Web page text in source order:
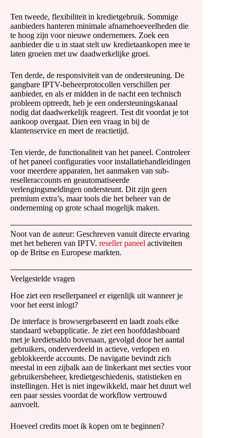
Ten tweede, flexibiliteit in kredietgebruik. Sommige
aanbieders hanteren minimale afnamehoeveelheden die
te hoog zijn voor nieuwe ondernemers. Zoek een
aanbieder die u in staat stelt uw kredietaankopen mee te
laten groeien met uw daadwerkelijke groei.
Ten derde, de responsiviteit van de ondersteuning. De
gangbare IPTV-beheerprotocollen verschillen per
aanbieder, en als er midden in de nacht een technisch
probleem optreedt, heb je een ondersteuningskanaal
nodig dat daadwerkelijk reageert. Test dit voordat je tot
aankoop overgaat. Dien een vraag in bij de
klantenservice en meet de reactietijd.
Ten vierde, de functionaliteit van het paneel. Controleer
of het paneel configuraties voor installatiehandleidingen
voor meerdere apparaten, het aanmaken van sub-
reselleraccounts en geautomatiseerde
verlengingsmeldingen ondersteunt. Dit zijn geen
premium extra’s, maar tools die het beheer van de
onderneming op grote schaal mogelijk maken.
Noot van de auteur: Geschreven vanuit directe ervaring
met het beheren van IPTV. reseller paneel activiteiten
op de Britse en Europese markten.
Veelgestelde vragen
Hoe ziet een resellerpaneel er eigenlijk uit wanneer je
voor het eerst inlogt?
De interface is browsergebaseerd en laadt zoals elke
standaard webapplicatie. Je ziet een hoofddashboard
met je kredietsaldo bovenaan, gevolgd door het aantal
gebruikers, onderverdeeld in actieve, verlopen en
geblokkeerde accounts. De navigatie bevindt zich
meestal in een zijbalk aan de linkerkant met secties voor
gebruikersbeheer, kredietgeschiedenis, statistieken en
instellingen. Het is niet ingewikkeld, maar het duurt wel
een paar sessies voordat de workflow vertrouwd
aanvoelt.
Hoeveel credits moet ik kopen om te beginnen?